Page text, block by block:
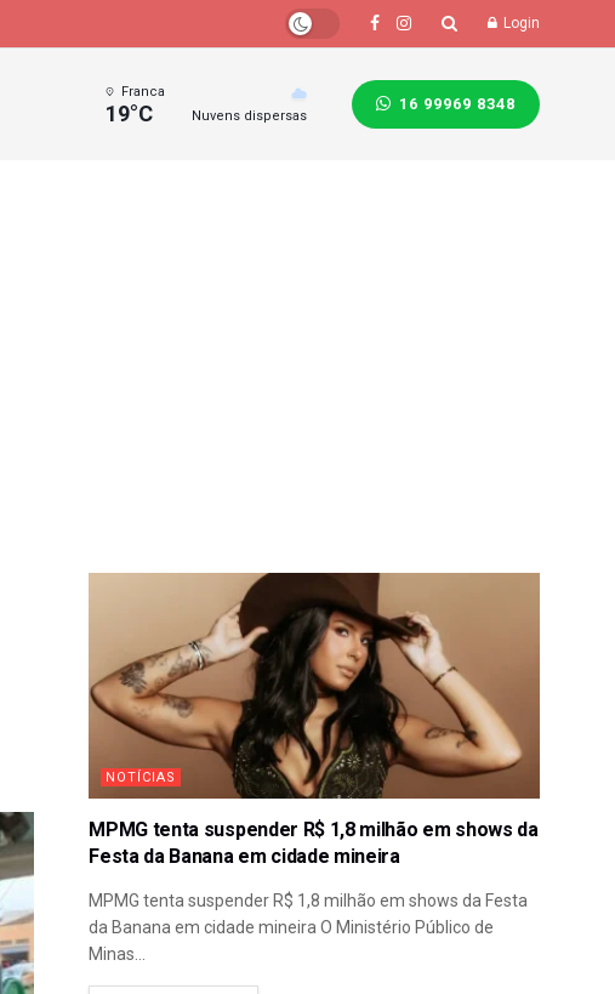
Login
Franca
19°C Nuvens dispersas
16 99969 8348
NOTÍCIAS
MPMG tenta suspender R$ 1,8 milhão em shows da
Festa da Banana em cidade mineira
MPMG tenta suspender R$ 1,8 milhão em shows da Festa
da Banana em cidade mineira O Ministério Público de
Minas...